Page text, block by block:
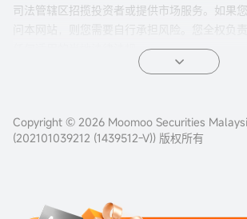
司法管辖区招揽投资者或提供市场服务。如果
任何适用的当地法律法规。
Copyright © 2026 Moomoo Securities
(202101039212 (1439512-V)) 版权所有